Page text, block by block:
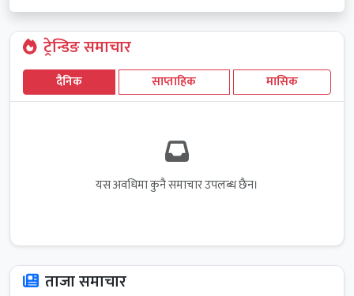
ट्रेन्डिङ समाचार
दैनिक साप्ताहिक मासिक
यस अवधिमा कुनै समाचार उपलब्ध छैन।
ताजा समाचार